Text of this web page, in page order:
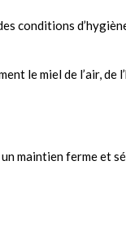
conditions
le miel de l’air, de
maintien ferme et